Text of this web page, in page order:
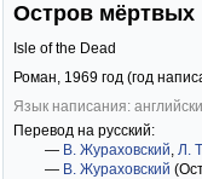
Остров мёртвых
Isle of the Dead
Роман, 1969 год (год
Язык написания:
Перевод на русский:
— В. Жураховский, Л.
— В. Жураховский